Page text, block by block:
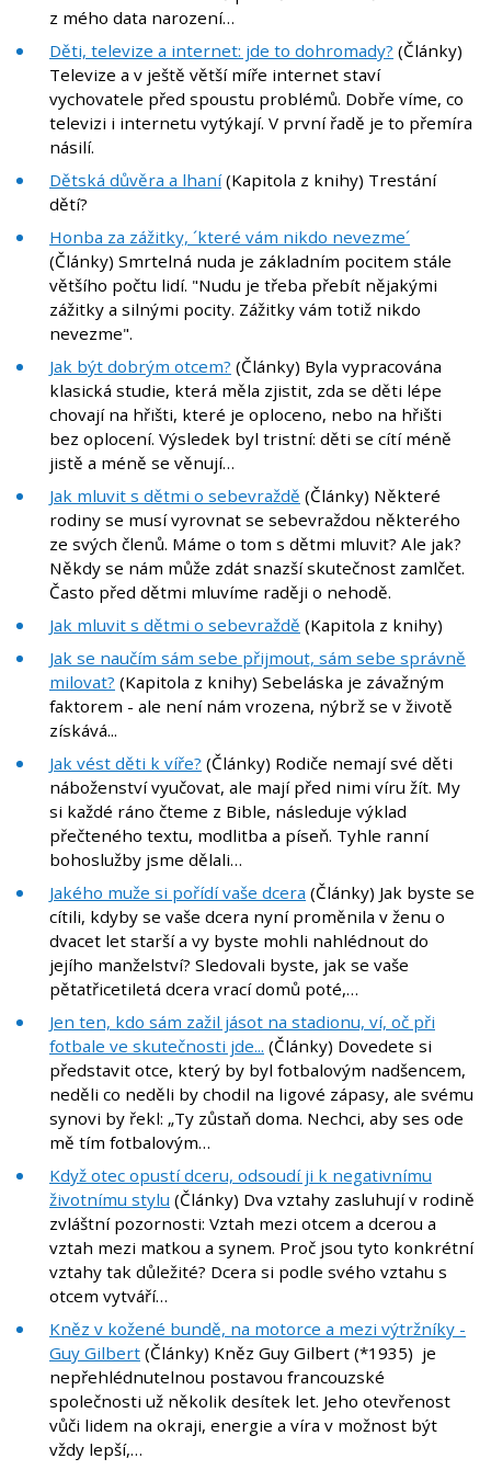
z mého data narození…
Děti, televize a internet: jde to dohromady? (Články)
Televize a v ještě větší míře internet staví
vychovatele před spoustu problémů. Dobře víme, co
televizi i internetu vytýkají. V první řadě je to přemíra
násilí.
Dětská důvěra a lhaní(Kapitola z knihy) Trestání
dětí?
Honba za zážitky, ´které vám nikdo nevezme´
(Články) Smrtelná nuda je základním pocitem stále
většího počtu lidí. "Nudu je třeba přebít nějakými
zážitky a silnými pocity. Zážitky vám totiž nikdo
nevezme".
Jak být dobrým otcem? (Články) Byla vypracována
klasická studie, která měla zjistit, zda se děti lépe
chovají na hřišti, které je oploceno, nebo na hřišti
bez oplocení. Výsledek byl tristní: děti se cítí méně
jistě a méně se věnují…
Jak mluvit s dětmi o sebevraždě (Články) Některé
rodiny se musí vyrovnat se sebevraždou některého
ze svých členů. Máme o tom s dětmi mluvit? Ale jak?
Někdy se nám může zdát snazší skutečnost zamlčet.
Často před dětmi mluvíme raději o nehodě.
Jak mluvit s dětmi o sebevraždě (Kapitola z knihy)
Jak se naučím sám sebe přijmout, sám sebe správně
milovat? (Kapitola z knihy) Sebeláska je závažným
faktorem - ale není nám vrozena, nýbrž se v životě
získává...
Jak vést děti k víře? (Články) Rodiče nemají své děti
náboženství vyučovat, ale mají před nimi víru žít. My
si každé ráno čteme z Bible, následuje výklad
přečteného textu, modlitba a píseň. Tyhle ranní
bohoslužby jsme dělali…
Jakého muže si pořídí vaše dcera (Články) Jak byste se
cítili, kdyby se vaše dcera nyní proměnila v ženu o
dvacet let starší a vy byste mohli nahlédnout do
jejího manželství? Sledovali byste, jak se vaše
pětatřicetiletá dcera vrací domů poté,…
Jen ten, kdo sám zažil jásot na stadionu, ví, oč při
fotbale ve skutečnosti jde... (Články) Dovedete si
představit otce, který by byl fotbalovým nadšencem,
neděli co neděli by chodil na ligové zápasy, ale svému
synovi by řekl: „Ty zůstaň doma. Nechci, aby ses ode
mě tím fotbalovým…
Když otec opustí dceru, odsoudí ji k negativnímu
životnímu stylu (Články) Dva vztahy zasluhují v rodině
zvláštní pozornosti: Vztah mezi otcem a dcerou a
vztah mezi matkou a synem. Proč jsou tyto konkrétní
vztahy tak důležité? Dcera si podle svého vztahu s
otcem vytváří…
Kněz v kožené bundě, na motorce a mezi výtržníky -
Guy Gilbert (Články) Kněz Guy Gilbert (*1935) je
nepřehlédnutelnou postavou francouzské
společnosti už několik desítek let. Jeho otevřenost
vůči lidem na okraji, energie a víra v možnost být
vždy lepší,…